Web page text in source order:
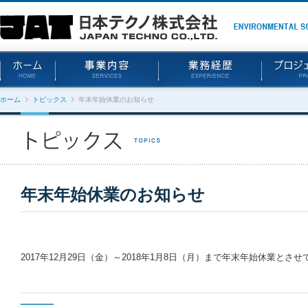
ホーム トピックス 年末年始休業のお知らせ
年末年始休業のお知らせ
2017年12月29日（金）～2018年1月8日（月）まで年末年始休業とさせ